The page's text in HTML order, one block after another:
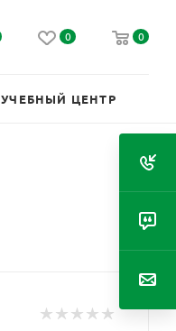
0 0
УЧЕБНЫЙ ЦЕНТР